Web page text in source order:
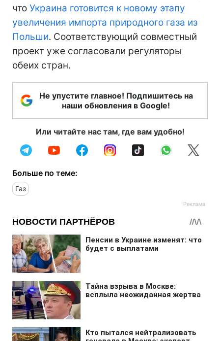
что Украина готовится к новому этапу
увеличения импорта природного газа из
Польши. Соответствующий совместный
проект уже согласовали регуляторы
обеих стран.
Не упустите главное! Подпишитесь на
наши обновления в Google!
Или читайте нас там, где вам удобно!
Больше по теме:
Газ